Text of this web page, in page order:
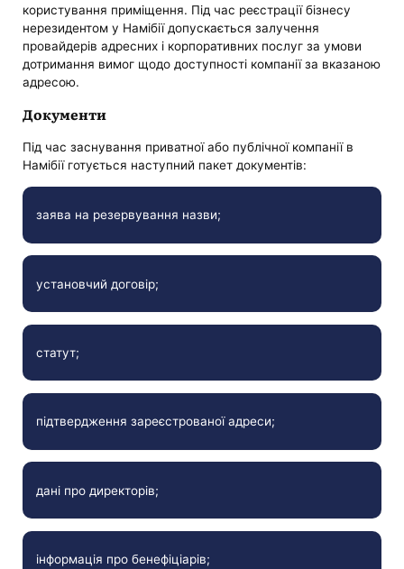
користування приміщення. Під час реєстрації бізнесу
нерезидентом у Намібії допускається залучення
провайдерів адресних і корпоративних послуг за умови
дотримання вимог щодо доступності компанії за вказаною
адресою.
Документи
Під час заснування приватної або публічної компанії в
Намібії готується наступний пакет документів:
заява на резервування назви;
установчий договір;
статут;
підтвердження зареєстрованої адреси;
дані про директорів;
інформація про бенефіціарів;